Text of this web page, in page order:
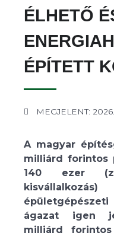
ÉLHETŐ
ÉPÍTETT
MEGJELENT:
A magyar
milliárd forintos
140 ezer
ágazat igen
milliárd